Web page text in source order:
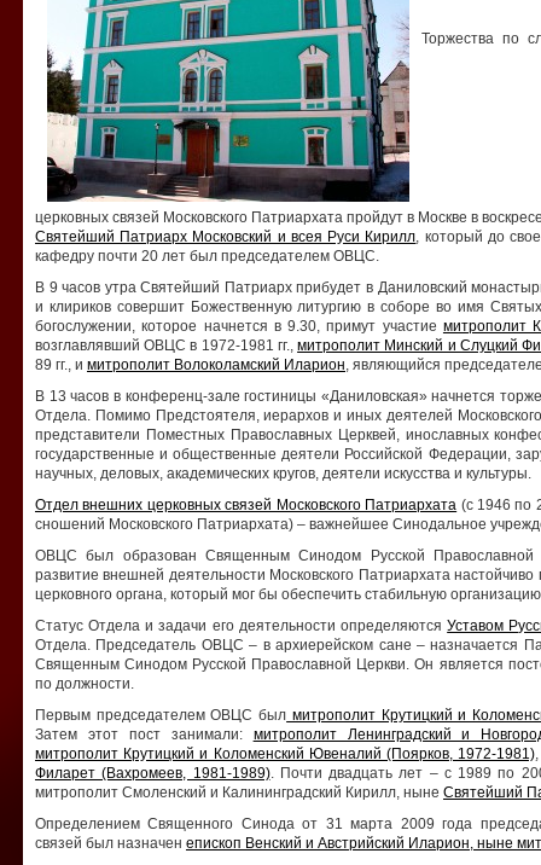
Торжества по
церковных связей Московского Патриархата пройдут в Москве в
Святейший Патриарх Московский и всея Руси Кирилл, который до
кафедру почти 20 лет был председателем ОВЦС.
В 9 часов утра Святейший Патриарх прибудет в Даниловский
и клириков совершит Божественную литургию в соборе во имя
богослужении, которое начнется в 9.30, примут участие митрополит
возглавлявший ОВЦС в 1972-1981 гг.,митрополит Минский и Слуцкий
89 гг., и митрополит Волоколамский Иларион, являющийся
В 13 часов в конференц-зале гостиницы «Даниловская» начнется
Отдела. Помимо Предстоятеля, иерархов и иных деятелей
представители Поместных Православных Церквей, инославных
государственные и общественные деятели Российской Федерации,
научных, деловых, академических кругов, деятели искусства и культуры.
Отдел внешних церковных связей Московского Патриархата (с 1946 по
сношений Московского Патриархата) – важнейшее Синодальное
ОВЦС был образован Священным Синодом Русской Православной
развитие внешней деятельности Московского Патриархата
церковного органа, который мог бы обеспечить стабильную
Статус Отдела и задачи его деятельности определяютсяУставом
Отдела. Председатель ОВЦС – в архиерейском сане – назначается
Священным Синодом Русской Православной Церкви. Он является
по должности.
Первым председателем ОВЦС был митрополит Крутицкий и
Затем этот пост занимали: митрополит Ленинградский и
митрополит Крутицкий и Коломенский Ювеналий (Поярков, 1972-1981)
Филарет (Вахромеев, 1981-1989). Почти двадцать лет – с 1989 по
митрополит Смоленский и Калининградский Кирилл, ныне Святейший
Определением Священного Синода от 31 марта 2009 года
связей был назначен епископ Венский и Австрийский Иларион, ныне